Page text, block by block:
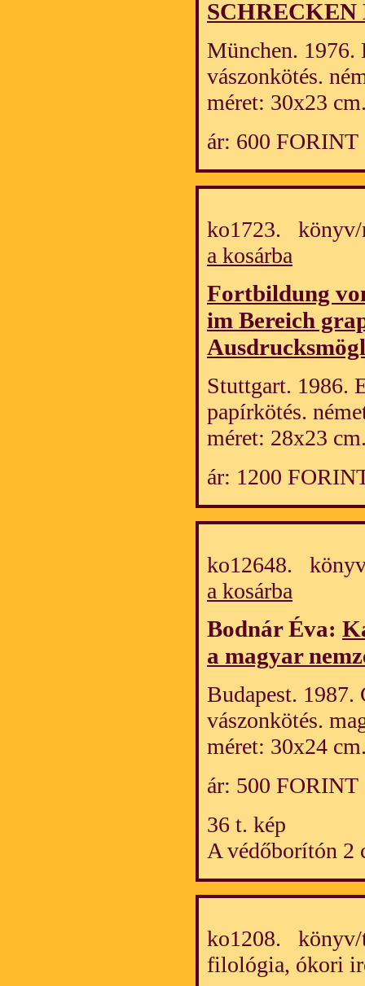
SCHRECKEN
München.
vászonkötés.
méret: 30x23
ár: 600 FORINT
ko1723. könyv/
a kosárba
Fortbildung
im Bereich
Stuttgart. 1986.
papírkötés.
méret: 28x23
ár: 1200
ko12648.
a kosárba
Bodnár Éva:
a magyar
Budapest.
vászonkötés.
méret: 30x24
ár: 500 FORINT
36 t. kép
A védőborítón 2
ko1208. könyv/
filológia, ókori